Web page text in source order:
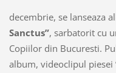
decembrie, se lanseaza
Sanctus”, sarbatorit cu
Copiilor din Bucuresti.
album, videoclipul piesei